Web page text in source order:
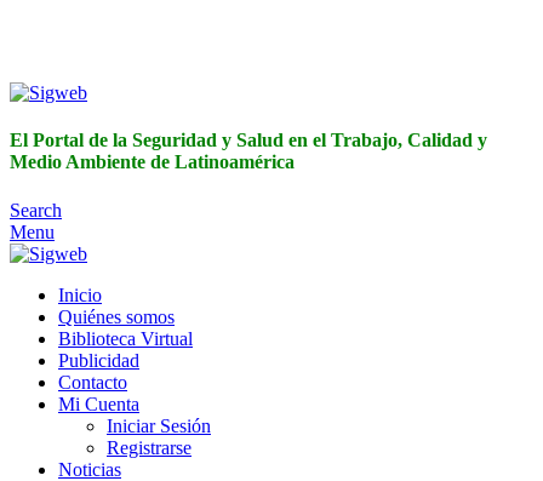
El Portal de la Seguridad y Salud en el Trabajo, Calidad y
Medio Ambiente de Latinoamérica
Search
Menu
Inicio
Quiénes somos
Biblioteca Virtual
Publicidad
Contacto
Mi Cuenta
Iniciar Sesión
Registrarse
Noticias